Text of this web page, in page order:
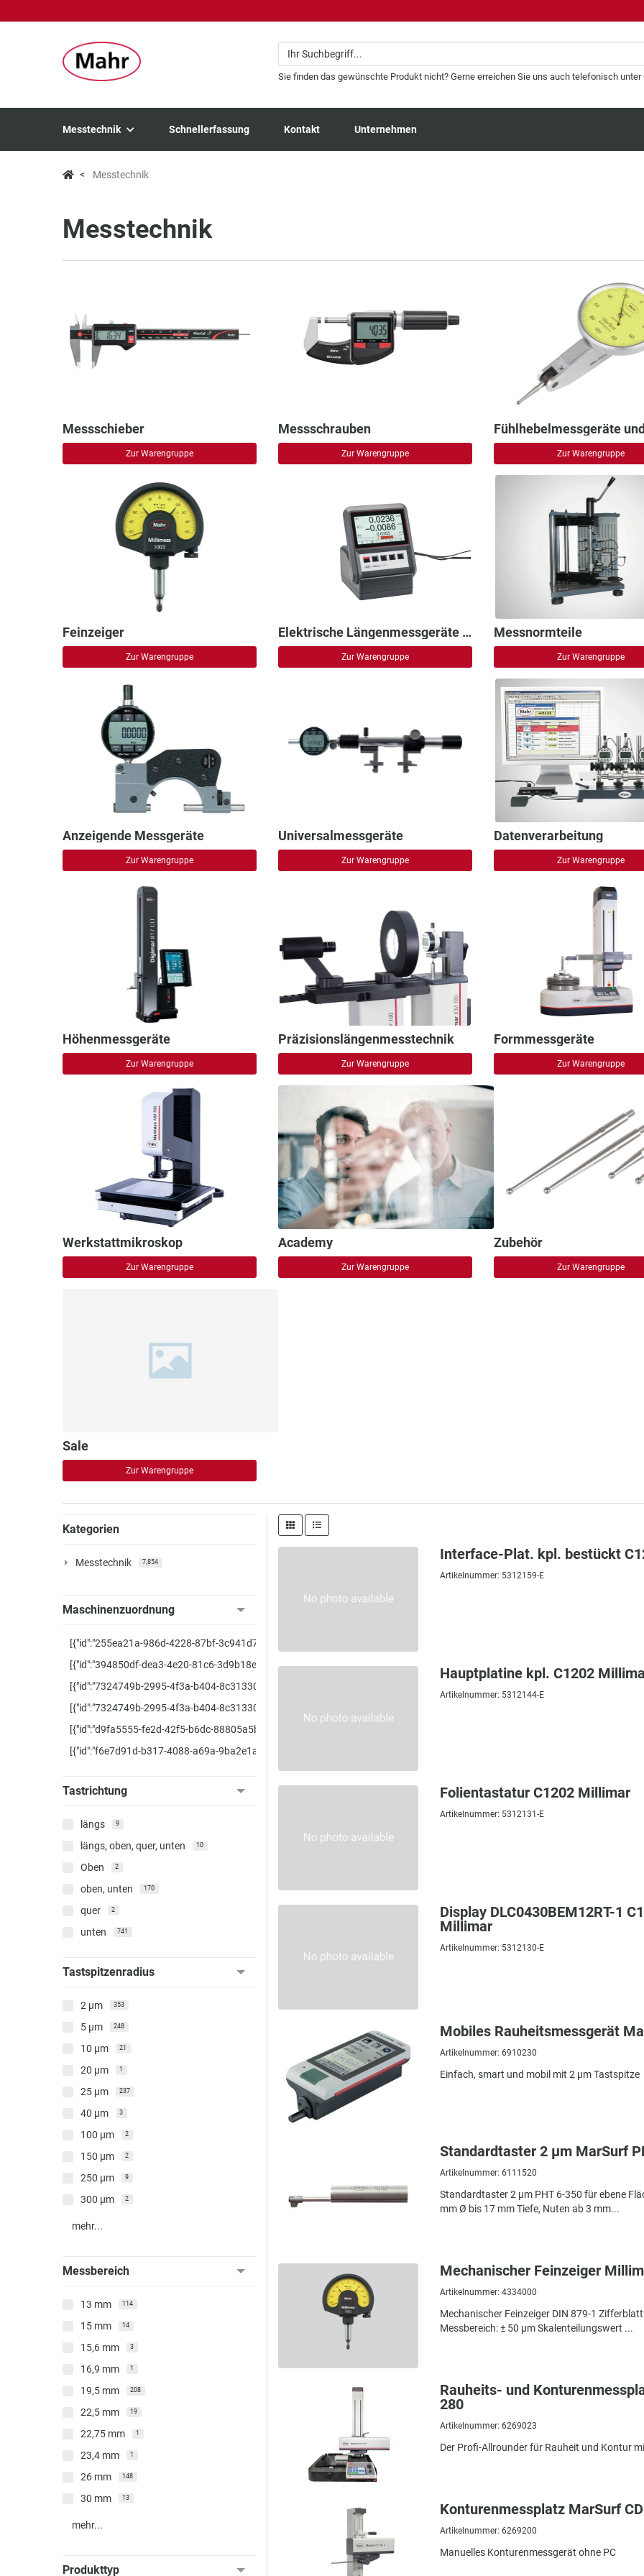
Sie finden das gewünschte Produkt nicht? Gerne erreichen Sie uns auch telefonisch unter
Messtechnik Schnellerfassung Kontakt Unternehmen
Messtechnik
Messtechnik
Messschieber
Zur Warengruppe
Messschrauben
Zur Warengruppe Zur Warengruppe
Feinzeiger
Zur Warengruppe
Elektrische Längenmessgeräte und Mehrstellenmesstechnik
Zur Warengruppe
Messnormteile
Zur Warengruppe
Anzeigende Messgeräte
Zur Warengruppe
Universalmessgeräte
Zur Warengruppe
Datenverarbeitung
Zur Warengruppe
Höhenmessgeräte
Zur Warengruppe
Präzisionslängenmesstechnik
Zur Warengruppe
Formmessgeräte
Zur Warengruppe
Werkstattmikroskop
Zur Warengruppe
Academy
Zur Warengruppe
Zubehör
Zur Warengruppe
Sale
Zur Warengruppe
Kategorien
Messtechnik 7,854
Maschinenzuordnung
[{"id":"255ea21a-986d-4228-87bf-3c941d79f0a6","name":"MarSurf GD 140 \/ 280"},{"id":"b3d42e8e-1075-4f80-a484-
[{"id":"394850df-dea3-4e20-81c6-3d9b18ec8800","name":"M 410 Set"},{"id":"baa89220-0242-4a5b-be72-
[{"id":"7324749b-2995-4f3a-b404-8c3133066379","name":"MarSurf LD 140 \/ 280"},{"id":"2a0fe404-b92a-4006-98db-
[{"id":"7324749b-2995-4f3a-b404-8c3133066379","name":"MarSurf LD 140 \/ 280"}]
[{"id":"d9fa5555-fe2d-42f5-b6dc-88805a5bf009","name":"MarSurf CD 140 \/ 280"},{"id":"b3d42e8e-1075-4f80-a484-
[{"id":"f6e7d91d-b317-4088-a69a-9ba2e1a40bd6","name":"MarSurf CD 140 AF"},{"id":"59fa19d1-2712-4aea-8483-
Tastrichtung
längs 9
längs, oben, quer, unten 10
Oben 2
oben, unten 170
quer 2
unten 741
Tastspitzenradius
2 µm 353
5 µm 248
10 µm 21
20 µm 1
25 µm 237
40 µm 3
100 µm 2
150 µm 2
250 µm 9
300 µm 2
mehr...
Messbereich
13 mm 114
15 mm 14
15,6 mm 3
16,9 mm 1
19,5 mm 208
22,5 mm 19
22,75 mm 1
23,4 mm 1
26 mm 148
30 mm 13
mehr...
Produkttyp
Interface-Plat. kpl. bestückt
Artikelnummer: 5312159-E
Hauptplatine kpl. C1202
Artikelnummer: 5312144-E
Folientastatur C1202 Millimar
Artikelnummer: 5312131-E
Display DLC0430BEM12RT-1
Millimar
Artikelnummer: 5312130-E
Mobiles Rauheitsmessgerät
Artikelnummer: 6910230
Einfach, smart und mobil mit 2 µm Tastspitze
Standardtaster 2 µm MarSurf
Artikelnummer: 6111520
Standardtaster 2 µm PHT 6-350 für ebene
mm Ø bis 17 mm Tiefe, Nuten ab 3 mm...
Mechanischer Feinzeiger
Artikelnummer: 4334000
Mechanischer Feinzeiger DIN 879-1
Messbereich: ± 50 µm Skalenteilungswert ...
Rauheits- und
280
Artikelnummer: 6269023
Der Profi-Allrounder für Rauheit und Kontur
Konturenmessplatz MarSurf
Artikelnummer: 6269200
Manuelles Konturenmessgerät ohne PC